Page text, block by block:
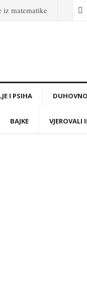
matematike
I PSIHA
BAJKE VJEROVALI